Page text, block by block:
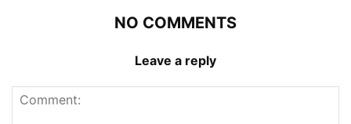
NO COMMENTS
Leave a reply